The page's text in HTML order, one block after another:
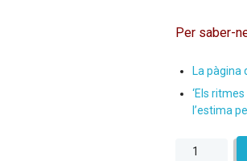
Per saber-
La pàgina
‘Els
l’estima
quantitat